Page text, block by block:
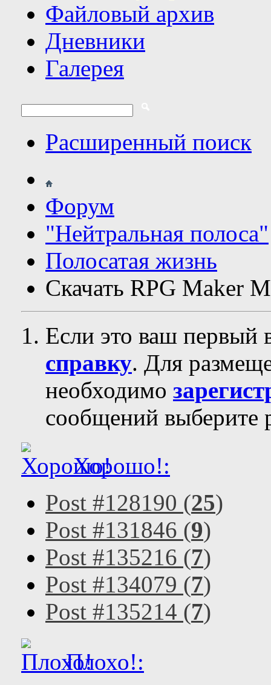
Файловый архив
Дневники
Галерея
Расширенный поиск
Форум
"Нейтральная полоса"
Полосатая жизнь
Скачать RPG Maker
Если это ваш первый
справку. Для
необходимо
сообщений выберите
Хорошо!:
Post #128190 (25)
Post #131846 (9)
Post #135216 (7)
Post #134079 (7)
Post #135214 (7)
Плохо!: